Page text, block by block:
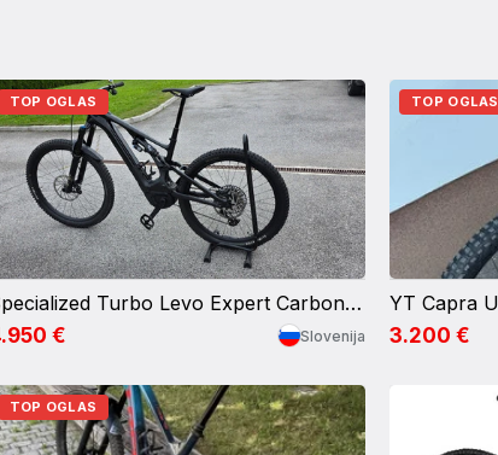
TOP OGLAS
Specialized Turbo Levo Expert Carbon G3 NB
Slovenija
€
TOP OGLAS
3.200 €
TOP OGLAS